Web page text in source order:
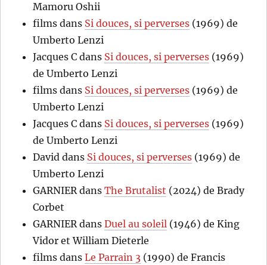
Mamoru Oshii
films dans Si douces, si perverses (1969) de
Umberto Lenzi
Jacques C dans Si douces, si perverses (1969)
de Umberto Lenzi
films dans Si douces, si perverses (1969) de
Umberto Lenzi
Jacques C dans Si douces, si perverses (1969)
de Umberto Lenzi
David dans Si douces, si perverses (1969) de
Umberto Lenzi
GARNIERdansThe Brutalist (2024) de Brady
Corbet
GARNIERdansDuel au soleil (1946) de King
Vidor et William Dieterle
films dansLe Parrain 3 (1990) de Francis